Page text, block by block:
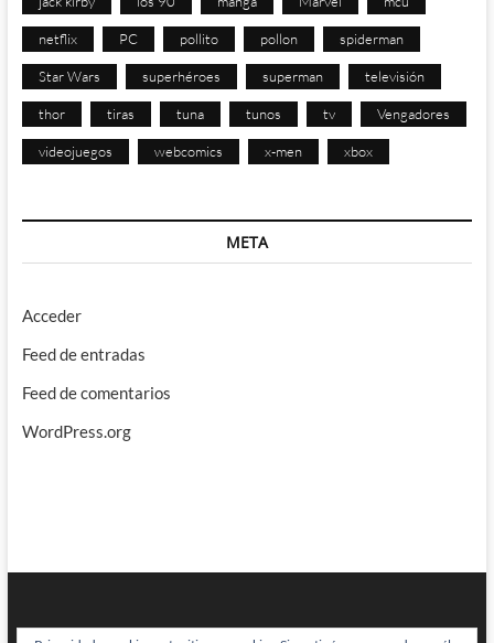
netflix PC pollito pollon spiderman
Star Wars superhéroes superman televisión
thor tiras tuna tunos tv Vengadores
videojuegos webcomics x-men xbox
META
Acceder
Feed de entradas
Feed de comentarios
WordPress.org